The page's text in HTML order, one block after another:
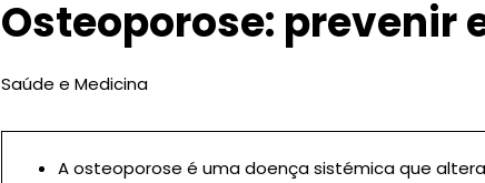
Osteoporose: prevenir
Saúde e Medicina
A osteoporose é uma doença sistémica que